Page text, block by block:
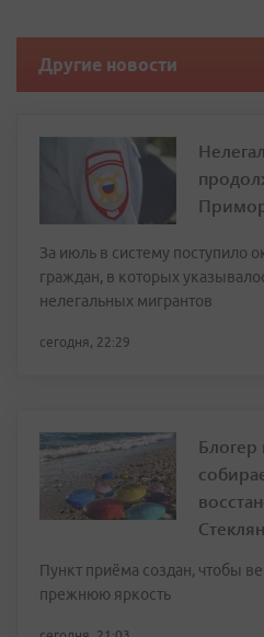
Другие новости
За июль в систему поступило
граждан, в которых
нелегальных мигрантов
сегодня, 22:29
Блогер
Пункт приёма создан, чтобы
прежнюю яркость